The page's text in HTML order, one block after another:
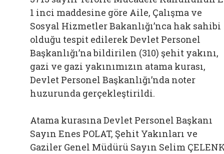
1 inci maddesine göre Aile, Çalışma ve
Sosyal Hizmetler Bakanlığı’nca hak sahibi
olduğu tespit edilerek Devlet Personel
Başkanlığı’na bildirilen (310) şehit yakını,
gazi ve gazi yakınımızın atama kurası,
Devlet Personel Başkanlığı’nda noter
huzurunda gerçekleştirildi.
Atama kurasına Devlet Personel Başkanı
Sayın Enes POLAT, Şehit Yakınları ve
Gaziler Genel Müdürü Sayın Selim